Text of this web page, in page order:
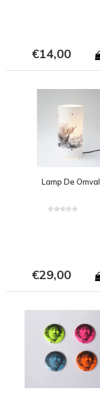
€14,00
Lamp De Omval
€29,00